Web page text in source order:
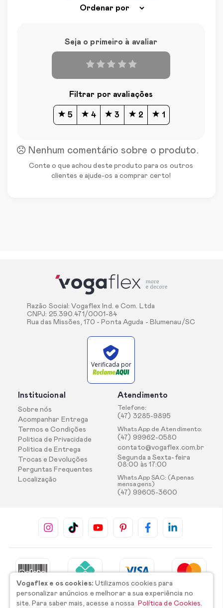
Seja o primeiro à avaliar
Filtrar por avaliações
5 4 3 2 1
Nenhum comentário sobre o produto.
Conte o que achou deste produto para os outros
clientes e ajude-os a comprar certo!
Razão Social: Vogaflex Ind. e Com. Ltda
CNPJ: 25.390.471/0001-84
Rua das Missões, 170 - Ponta Aguda - Blumenau/SC
Verificada por
Institucional
Sobre nós
Acompanhar Entrega
Termos e Condições
Politica de Privacidade
Politica de Entrega
Trocas e Devoluções
Perguntas Frequentes
Localização
Atendimento
Telefone:
(47) 3285-9895
WhatsApp de Atendimento:
(47) 99962-0580
contato@vogaflex.com.br
Segunda a Sexta-feira
08:00 às 17:00
WhatsApp SAC: (Apenas
mensagens)
(47) 99605-3600
Vogaflex e os cookies: Utilizamos cookies para
personalizar anúncios e melhorar a sua experiência no
site. Para saber mais, acesse a nossa
Política de Cookies.